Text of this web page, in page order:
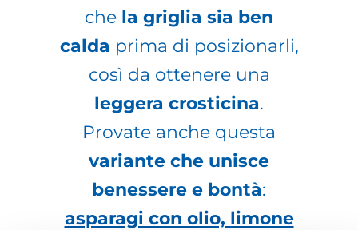
che la griglia sia ben
calda prima di posizionarli,
così da ottenere una
leggera crosticina.
Provate anche questa
variante che unisce
benessere e bontà:
asparagi con olio, limone